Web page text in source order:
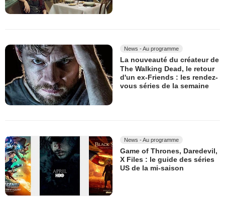
News - Au programme
La nouveauté du créateur de
The Walking Dead, le retour
d'un ex-Friends : les rendez-
vous séries de la semaine
News - Au programme
Game of Thrones, Daredevil,
X Files : le guide des séries
US de la mi-saison